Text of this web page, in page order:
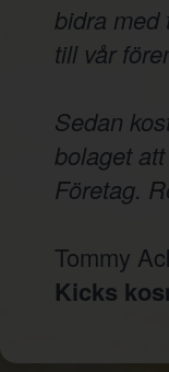
bidra med
till vår
Sedan
bolaget
Företag.
Tommy
Kicks